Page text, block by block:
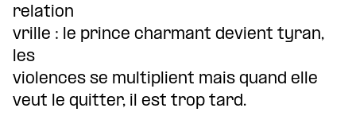
relation
vrille : le prince charmant devient tyran,
les
violences se multiplient mais quand elle
veut le quitter, il est trop tard.